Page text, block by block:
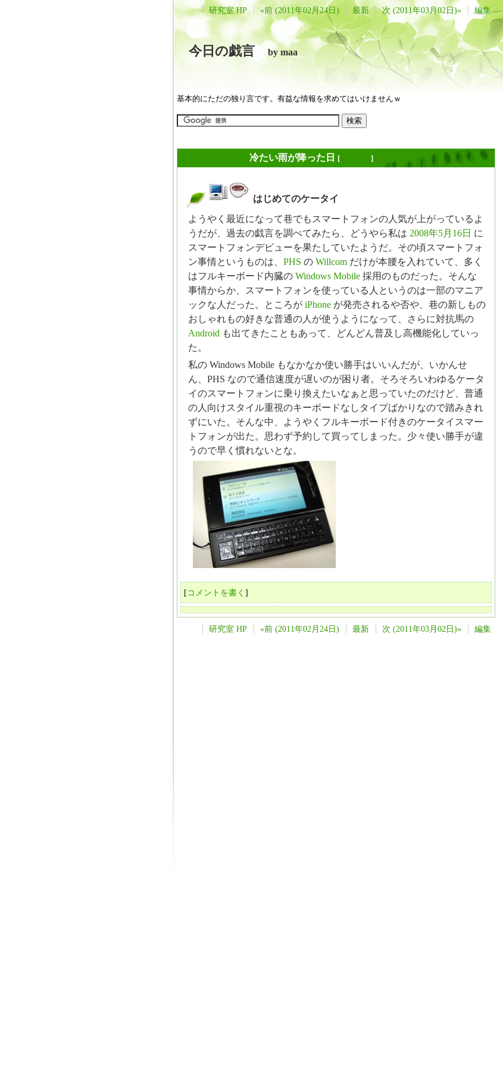
研究室 HP «前 (2011年02月24日) 最新 次 (2011年03月02日)» 編集
今日の戯言by maa
基本的にただの独り言です。有益な情報を求めてはいけませんｗ
冷たい雨が降った日 [ ]
はじめてのケータイ
ようやく最近になって巷でもスマートフォンの人気が上がっているよ
うだが、過去の戯言を調べてみたら、どうやら私は 2008年5月16日 に
スマートフォンデビューを果たしていたようだ。その頃スマートフォ
ン事情というものは、 PHS の Willcom だけが本腰を入れていて、多く
はフルキーボード内臓の Windows Mobile 採用のものだった。そんな
事情からか、スマートフォンを使っている人というのは一部のマニア
ックな人だった。ところが iPhone が発売されるや否や、巷の新しもの
おしゃれもの好きな普通の人が使うようになって、さらに対抗馬の
Android も出てきたこともあって、どんどん普及し高機能化していっ
た。
私の Windows Mobile もなかなか使い勝手はいいんだが、いかんせ
ん、PHS なので通信速度が遅いのが困り者。そろそろいわゆるケータ
イのスマートフォンに乗り換えたいなぁと思っていたのだけど、普通
の人向けスタイル重視のキーボードなしタイプばかりなので踏みきれ
ずにいた。そんな中、ようやくフルキーボード付きのケータイスマー
トフォンが出た。思わず予約して買ってしまった。少々使い勝手が違
うので早く慣れないとな。
[コメントを書く ]
研究室 HP «前 (2011年02月24日) 最新 次 (2011年03月02日)» 編集